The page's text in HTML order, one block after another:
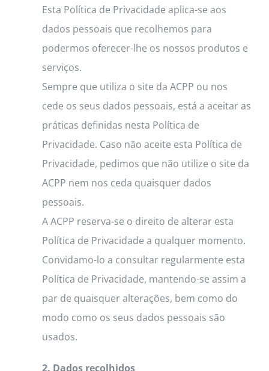
Esta Política de Privacidade aplica-se aos
dados pessoais que recolhemos para
podermos oferecer-lhe os nossos produtos e
serviços.
Sempre que utiliza o site da ACPP ou nos
cede os seus dados pessoais, está a aceitar as
práticas definidas nesta Política de
Privacidade. Caso não aceite esta Política de
Privacidade, pedimos que não utilize o site da
ACPP nem nos ceda quaisquer dados
pessoais.
A ACPP reserva-se o direito de alterar esta
Política de Privacidade a qualquer momento.
Convidamo-lo a consultar regularmente esta
Política de Privacidade, mantendo-se assim a
par de quaisquer alterações, bem como do
modo como os seus dados pessoais são
usados.
2. Dados recolhidos